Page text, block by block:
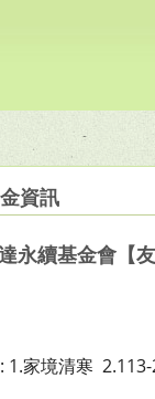
資訊
永續基金會【
1.家境清寒